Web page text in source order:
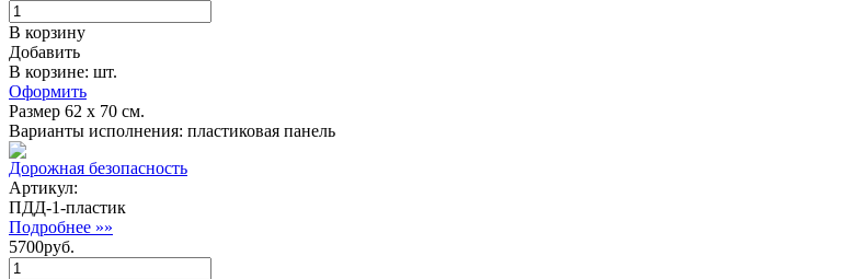
В корзину
Добавить
В корзине: шт.
Оформить
Размер 62 х 70 см.
Варианты исполнения: пластиковая панель
Дорожная безопасность
Артикул:
ПДД-1-пластик
Подробнее »»
5700руб.